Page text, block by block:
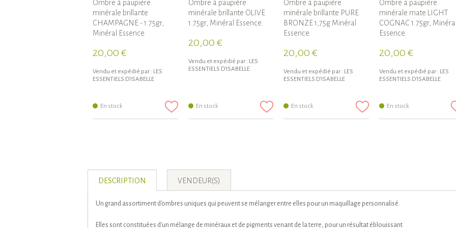
Ombre à paupière
minérale brillante
CHAMPAGNE - 1.75gr,
Minéral Essence.
20,00 €
Vendu et expédié par : LES
ESSENTIELS D'ISABELLE
En stock
Ombre à paupière
minérale brillante OLIVE
1.75gr, Minéral Essence.
20,00 €
Vendu et expédié par : LES
ESSENTIELS D'ISABELLE
En stock
Ombre à paupière
minérale brillante PURE
BRONZE 1,75g Minéral
Essence.
20,00 €
Vendu et expédié par : LES
ESSENTIELS D'ISABELLE
En stock
Ombre à paupière
minérale mate LIGHT
COGNAC 1.75gr,
Essence.
20,00 €
Vendu et expédié par : LES
ESSENTIELS D'ISABELLE
En stock
DESCRIPTION VENDEUR(S)
Un grand assortiment d'ombres uniques qui peuvent se mélanger entre elles pour un maquillage personnalisé.
Elles sont constituées d'un mélange de minéraux et de pigments venant de la terre, pour un résultat éblouissant